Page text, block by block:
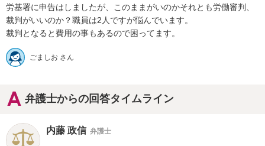
労基署に申告はしましたが、このままがいのかそれとも労働審判、
裁判がいいのか？職員は2人ですが悩んでいます。
裁判となると費用の事もあるので困ってます。
ごましお さん
弁護士からの回答タイムライン
内藤 政信 弁護士